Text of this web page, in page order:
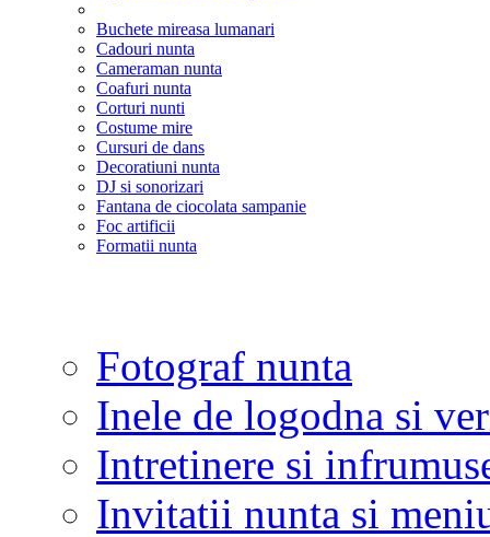
Buchete mireasa lumanari
Cadouri nunta
Cameraman nunta
Coafuri nunta
Corturi nunti
Costume mire
Cursuri de dans
Decoratiuni nunta
DJ si sonorizari
Fantana de ciocolata sampanie
Foc artificii
Formatii nunta
Fotograf nunta
Inele de logodna si
Intretinere si
Invitatii nunta si